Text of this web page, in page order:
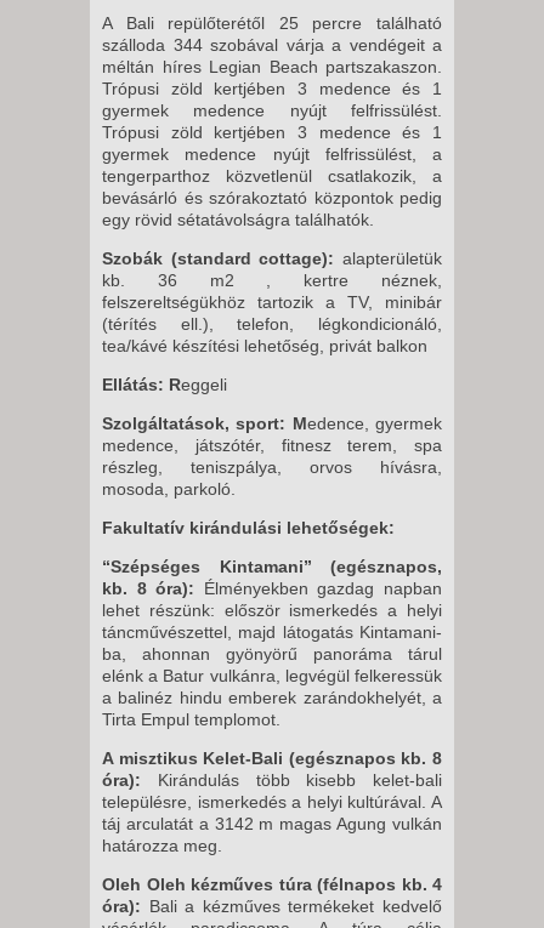
A Bali repülőterétől 25 percre található
szálloda 344 szobával várja a vendégeit a
méltán híres Legian Beach partszakaszon.
Trópusi zöld kertjében 3 medence és 1
gyermek medence nyújt felfrissülést.
Trópusi zöld kertjében 3 medence és 1
gyermek medence nyújt felfrissülést, a
tengerparthoz közvetlenül csatlakozik, a
bevásárló és szórakoztató központok pedig
egy rövid sétatávolságra találhatók.
Szobák (standard cottage): alapterületük
kb. 36 m2 , kertre néznek,
felszereltségükhöz tartozik a TV, minibár
(térítés ell.), telefon, légkondicionáló,
tea/kávé készítési lehetőség, privát balkon
Ellátás: Reggeli
Szolgáltatások, sport: Medence, gyermek
medence, játszótér, fitnesz terem, spa
részleg, teniszpálya, orvos hívásra,
mosoda, parkoló.
Fakultatív kirándulási lehetőségek:
“Szépséges Kintamani” (egésznapos,
kb. 8 óra): Élményekben gazdag napban
lehet részünk: először ismerkedés a helyi
táncművészettel, majd látogatás Kintamani-
ba, ahonnan gyönyörű panoráma tárul
elénk a Batur vulkánra, legvégül felkeressük
a balinéz hindu emberek zarándokhelyét, a
Tirta Empul templomot.
A misztikus Kelet-Bali (egésznapos kb. 8
óra): Kirándulás több kisebb kelet-bali
településre, ismerkedés a helyi kultúrával. A
táj arculatát a 3142 m magas Agung vulkán
határozza meg.
Oleh Oleh kézműves túra (félnapos kb. 4
óra): Bali a kézműves termékeket kedvelő